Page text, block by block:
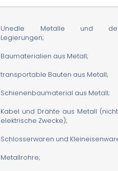
Unedle Metalle und
Legierungen;
Baumaterialien aus Metall;
transportable Bauten aus Metall;
Schienenbaumaterial aus Metall;
Kabel und Drähte aus Metall
elektrische Zwecke);
Schlosserwaren und
Metallrohre;